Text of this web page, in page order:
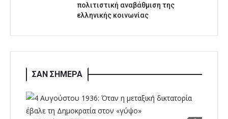
πολιτιστική αναβάθμιση της
ελληνικής κοινωνίας
ΣΑΝ ΣΗΜΕΡΑ